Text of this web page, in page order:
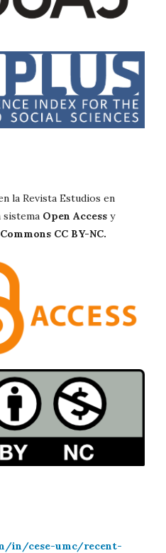
la Revista Estudios en
sistema Open Access y
CC BY-NC.
in/cese-umc/recent-